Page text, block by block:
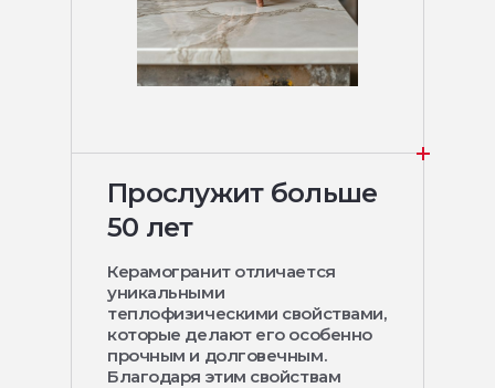
Прослужит больше
50 лет
Керамогранит отличается
уникальными
теплофизическими свойствами,
которые делают его особенно
прочным и долговечным.
Благодаря этим свойствам